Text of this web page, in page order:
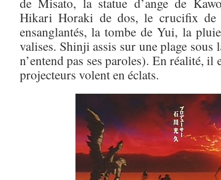
Hikari Horaki de dos, le crucifix de
ensanglantés, la tombe de Yui, la
valises. Shinji assis sur une plage
n’entend pas ses paroles). En réalité, il
projecteurs volent en éclats.